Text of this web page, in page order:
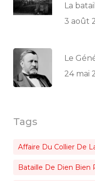
La
3 août
Le
24 mai
Tags
Affaire Du Collier De
Bataille De Dien Bien